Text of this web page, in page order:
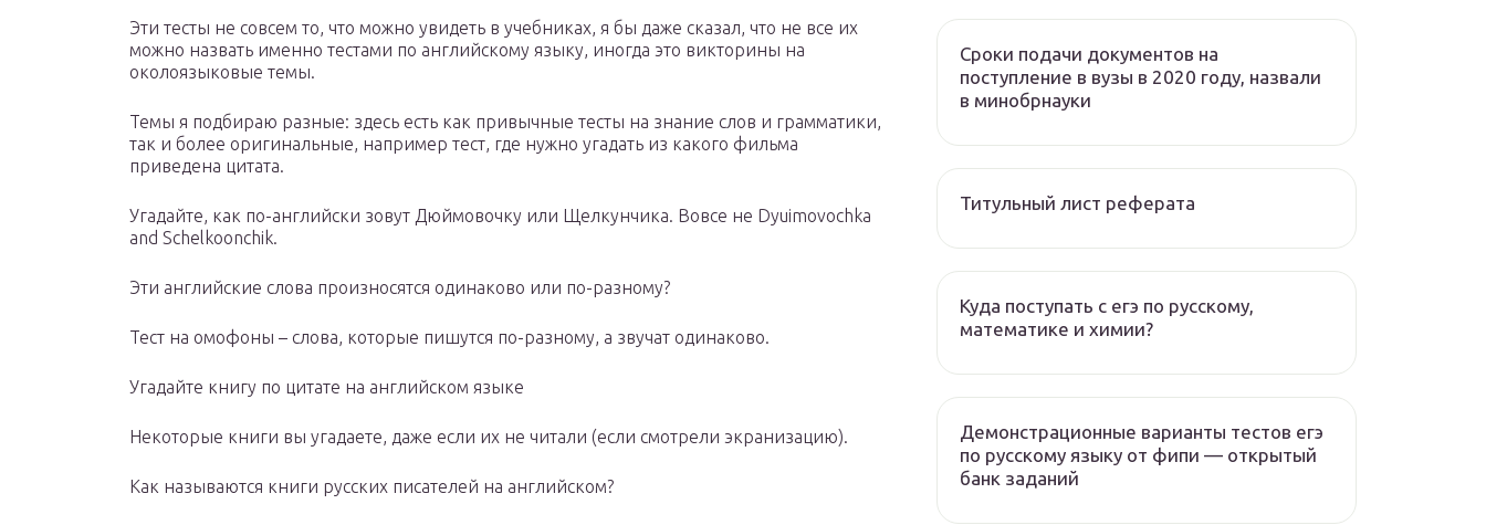
Эти тесты не совсем то, что можно увидеть в учебниках, я бы даже сказал, что не все их
можно назвать именно тестами по английскому языку, иногда это викторины на
околоязыковые темы.
Темы я подбираю разные: здесь есть как привычные тесты на знание слов и грамматики,
так и более оригинальные, например тест, где нужно угадать из какого фильма
приведена цитата.
Угадайте, как по-английски зовут Дюймовочку или Щелкунчика. Вовсе не Dyuimovochka
and Schelkoonchik.
Эти английские слова произносятся одинаково или по-разному?
Тест на омофоны – слова, которые пишутся по-разному, а звучат одинаково.
Угадайте книгу по цитате на английском языке
Некоторые книги вы угадаете, даже если их не читали (если смотрели экранизацию).
Как называются книги русских писателей на английском?
Сроки подачи документов на
поступление в вузы в 2020 году, назвали
в минобрнауки
Титульный лист реферата
Куда поступать с егэ по русскому,
математике и химии?
Демонстрационные варианты тестов егэ
по русскому языку от фипи — открытый
банк заданий